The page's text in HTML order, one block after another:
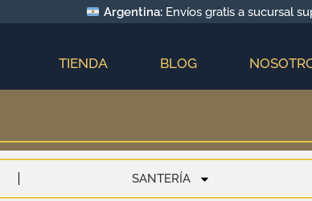
Argentina:Envíos gratis a sucursal
TIENDA BLOG
SANTERÍA